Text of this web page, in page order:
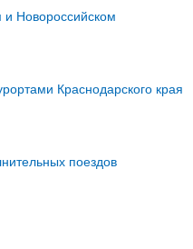
Новороссийском
Краснодарского края
поездов